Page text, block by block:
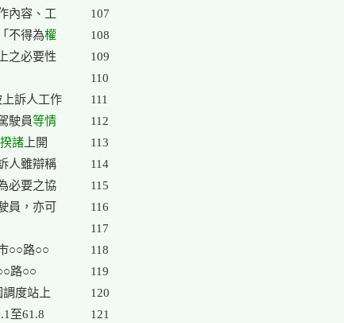
內容、工
不得為
權
之必要性
訴人工作
駛員
等情
揆諸上開
人雖辯稱
必要之協
員，亦可
○○路○○
路○○
調度站上
至61.8
107
108
109
110
111
112
113
114
115
116
117
118
119
120
121